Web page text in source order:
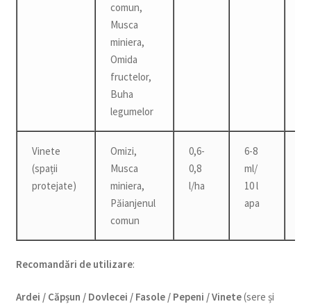
comun,
Musca
miniera,
Omida
fructelor,
Buha
legumelor
Vinete
(spații
protejate)
Omizi,
Musca
miniera,
Păianjenul
comun
0,6-
0,8
l/ha
6-8
ml/
10 l
apa
Recomandări de utilizare:
Ardei / Căpșun / Dovlecei / Fasole / Pepeni / Vinete(sere și